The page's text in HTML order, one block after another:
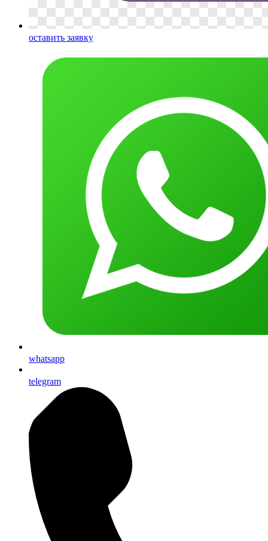
оставить заявку
whatsapp
telegram